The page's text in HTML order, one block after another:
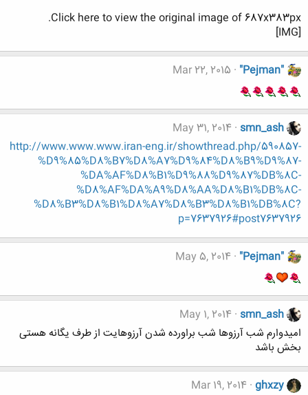
Click here to view the original image of 687x383px.
[IMG]
"Pejman"
Mar 22, 2015
smn_ash
May 31, 2014
http://www.www.www.iran-eng.ir/showthread.php/590857-
%D9%85%D8%B7%D8%A7%D9%84%D8%B9%D9%87-
%DA%AF%D8%B1%D9%88%D9%87%DB%8C-
%D8%AF%DA%A9%D8%AA%D8%B1%DB%8C-
%D8%B3%D8%B1%D8%A7%D8%B3%D8%B1%DB%8C?
p=7637926#post7637926
"Pejman"
May 5, 2014
smn_ash
May 1, 2014
امیدوارم شب آرزوها شب براورده شدن آرزوهایت از طرف یگانه هستی
بخش باشد
ghxzy
Mar 19, 2014